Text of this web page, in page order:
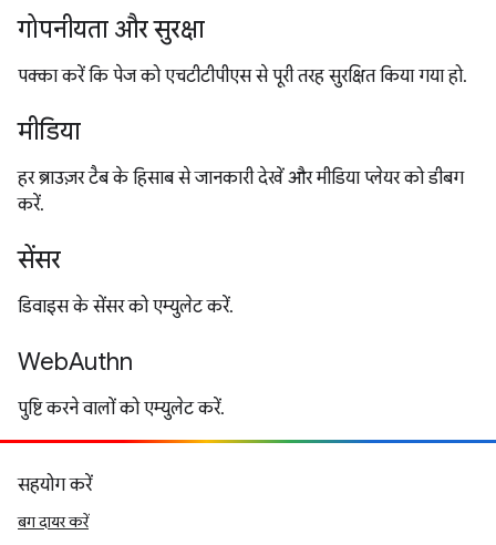
गोपनीयता और सुरक्षा
पक्का करें कि पेज को एचटीटीपीएस से पूरी तरह सुरक्षित किया गया हो.
मीडिया
हर ब्राउज़र टैब के हिसाब से जानकारी देखें और मीडिया प्लेयर को डीबग
करें.
सेंसर
डिवाइस के सेंसर को एम्युलेट करें.
WebAuthn
पुष्टि करने वालों को एम्युलेट करें.
सहयोग करें
बग दायर करें